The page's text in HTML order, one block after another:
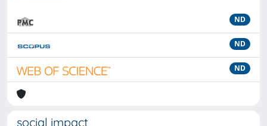
ND
ND
ND
social impact